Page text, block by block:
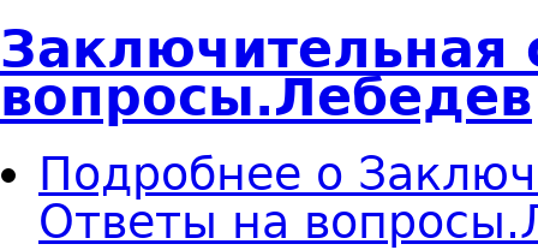
Заключительная
вопросы.Лебедев
Подробнее о
Ответы на